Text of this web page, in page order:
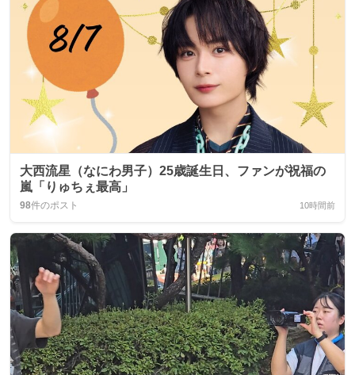
大西流星（なにわ男子）25歳誕生日、ファンが祝福の
嵐「りゅちぇ最高」
98件のポスト 10時間前